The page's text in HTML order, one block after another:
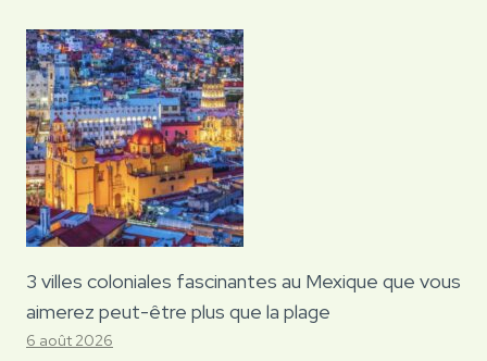
3 villes coloniales fascinantes au Mexique que vous
aimerez peut-être plus que la plage
6 août 2026